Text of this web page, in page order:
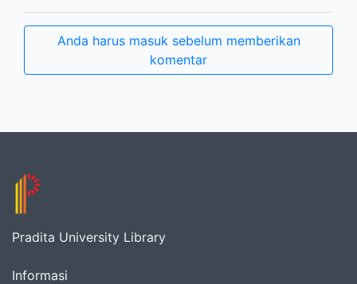
Anda harus masuk sebelum memberikan
komentar
Pradita University Library
Informasi